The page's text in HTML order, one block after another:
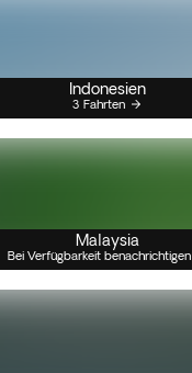
Indonesien
3 Fahrten
Malaysia
Bei Verfügbarkeit benachrichtigen